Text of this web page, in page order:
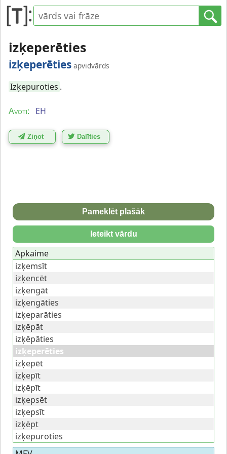
izķeperēties
izķeperēties apvidvārds
Izķepuroties .
Avoti: EH
Ziņot Dalīties
Pameklēt plašāk
Ieteikt vārdu
Apkaime
izķemsīt
izķencēt
izķengāt
izķengāties
izķeparāties
izķēpāt
izķēpāties
izķeperēties
izķepēt
izķepīt
izķēpīt
izķepsēt
izķepsīt
izķēpt
izķepuroties